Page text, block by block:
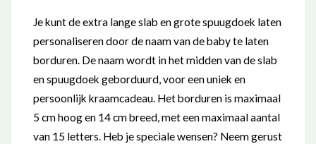
Je kunt de extra lange slab en grote spuugdoek laten
personaliseren door de naam van de baby te laten
borduren. De naam wordt in het midden van de slab
en spuugdoek geborduurd, voor een uniek en
persoonlijk kraamcadeau. Het borduren is maximaal
5 cm hoog en 14 cm breed, met een maximaal aantal
van 15 letters. Heb je speciale wensen? Neem gerust